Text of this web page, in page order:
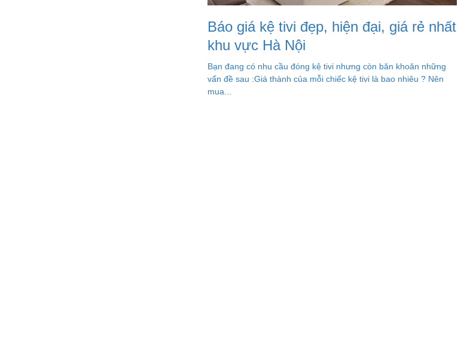
Báo giá kệ tivi đẹp, hiện đại, giá rẻ nhất
khu vực Hà Nội
Bạn đang có nhu cầu đóng kệ tivi nhưng còn băn khoăn những
vấn đề sau :Giá thành của mỗi chiếc kệ tivi là bao nhiêu ? Nên
mua...